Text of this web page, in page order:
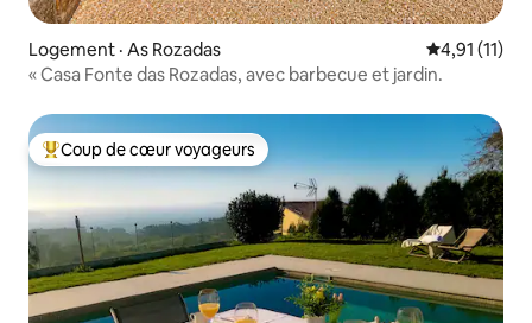
Logement · As Rozadas Note
4,91 (11)
« Casa Fonte das Rozadas, avec barbecue et jardin.
Coup de cœur voyageurs parmi les plus aimés
Coup de cœur voyageurs